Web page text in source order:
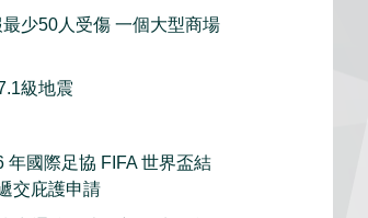
少50人受傷 一個大型商場
級地震
年國際足協 FIFA 世界盃結
交庇護申請